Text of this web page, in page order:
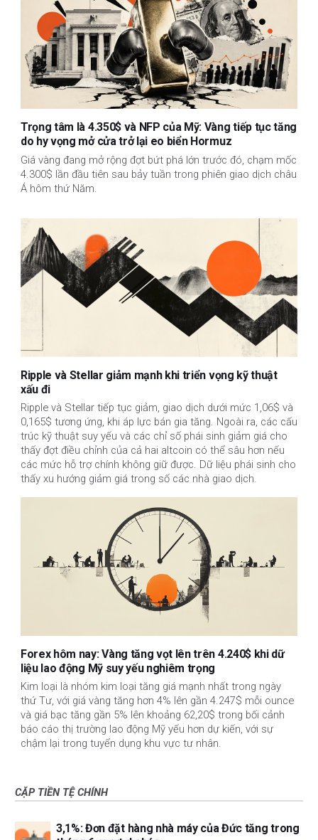
Trọng tâm là 4.350$ và NFP của Mỹ: Vàng tiếp tục tăng
do hy vọng mở cửa trở lại eo biển Hormuz
Giá vàng đang mở rộng đợt bứt phá lớn trước đó, chạm mốc
4.300$ lần đầu tiên sau bảy tuần trong phiên giao dịch châu
Á hôm thứ Năm.
Ripple và Stellar giảm mạnh khi triển vọng kỹ thuật
xấu đi
Ripple và Stellar tiếp tục giảm, giao dịch dưới mức 1,06$ và
0,165$ tương ứng, khi áp lực bán gia tăng. Ngoài ra, các cấu
trúc kỹ thuật suy yếu và các chỉ số phái sinh giảm giá cho
thấy đợt điều chỉnh của cả hai altcoin có thể sâu hơn nếu
các mức hỗ trợ chính không giữ được. Dữ liệu phái sinh cho
thấy xu hướng giảm giá trong số các nhà giao dịch.
Forex hôm nay: Vàng tăng vọt lên trên 4.240$ khi dữ
liệu lao động Mỹ suy yếu nghiêm trọng
Kim loại là nhóm kim loại tăng giá mạnh nhất trong ngày
thứ Tư, với giá vàng tăng hơn 4% lên gần 4.247$ mỗi ounce
và giá bạc tăng gần 5% lên khoảng 62,20$ trong bối cảnh
báo cáo thị trường lao động Mỹ yếu hơn dự kiến, với sự
chậm lại trong tuyển dụng khu vực tư nhân.
CẶP TIỀN TỆ CHÍNH
3,1%: Đơn đặt hàng nhà máy của Đức tăng trong